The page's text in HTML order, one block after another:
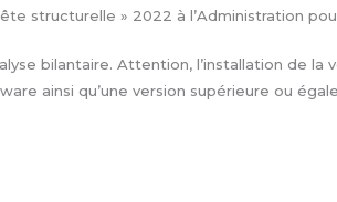
structurelle » 2022 à l’Administration
bilantaire. Attention, l’installation de la
ainsi qu’une version supérieure ou égale